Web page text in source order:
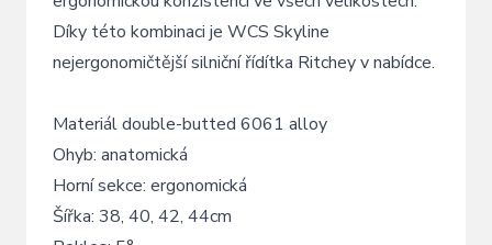
Díky této kombinaci je WCS Skyline
nejergonomičtější silniční řídítka Ritchey v nabídce.
Materiál double-butted 6061 alloy
Ohyb: anatomická
Horní sekce: ergonomická
Šířka: 38, 40, 42, 44cm